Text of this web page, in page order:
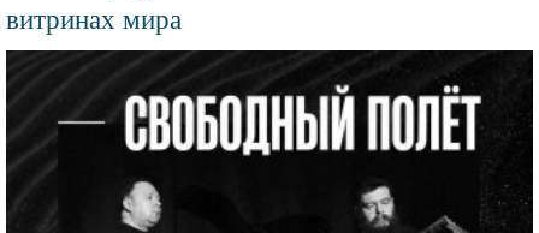
витринах мира
изображения